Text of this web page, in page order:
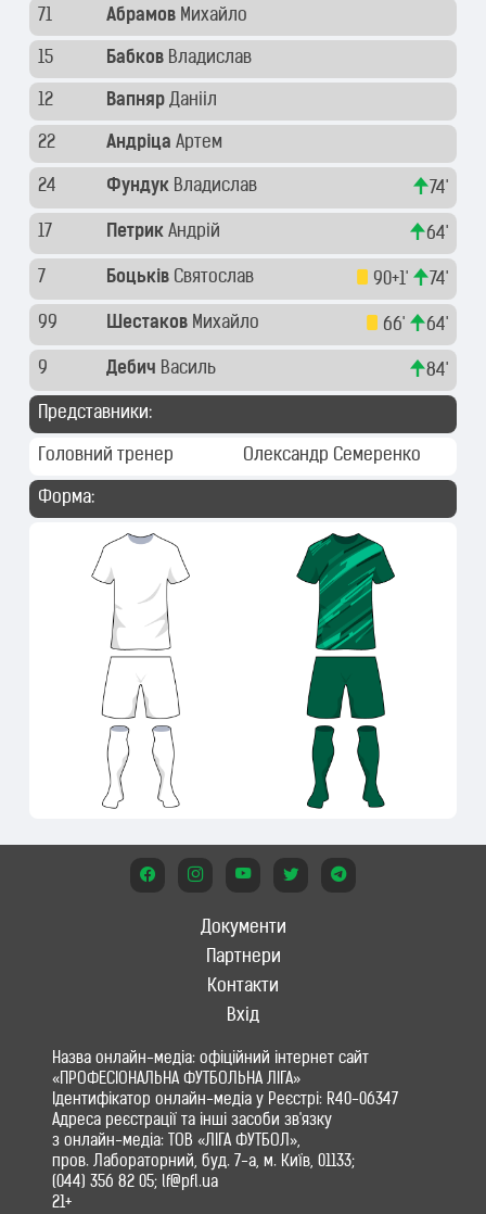
71 Абрамов Михайло
15 Бабков Владислав
12 Вапняр Данііл
22 Андріца Артем
24 Фундук Владислав 74'
17 Петрик Андрій 64'
7 Боцьків Святослав 90+1' 74'
99 Шестаков Михайло 66' 64'
9 Дебич Василь 84'
Представники:
Головний тренер Олександр Семеренко
Форма:
Документи
Партнери
Контакти
Вхід
Назва онлайн-медіа: офіційний інтернет сайт
«ПРОФЕСІОНАЛЬНА ФУТБОЛЬНА ЛІГА»
Ідентифікатор онлайн-медіа у Реєстрі: R40-06347
Адреса реєстрації та інші засоби зв'язку
з онлайн-медіа: ТОВ «ЛІГА ФУТБОЛ»,
пров. Лабораторний, буд. 7-а, м. Київ, 01133;
(044) 356 82 05; lf@pfl.ua
21+